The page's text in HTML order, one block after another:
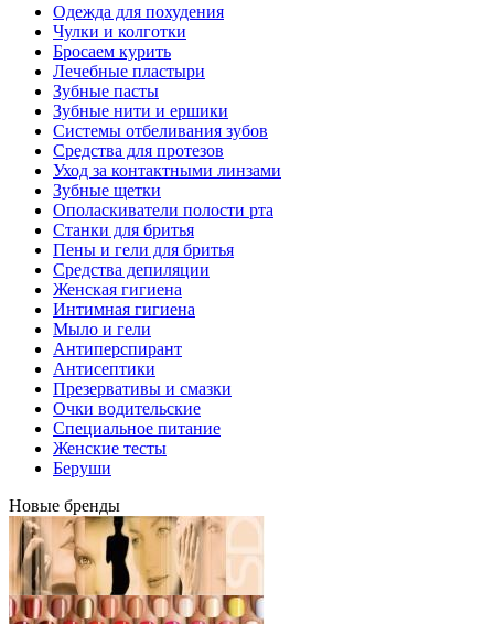
Одежда для похудения
Чулки и колготки
Бросаем курить
Лечебные пластыри
Зубные пасты
Зубные нити и ершики
Системы отбеливания зубов
Средства для протезов
Уход за контактными линзами
Зубные щетки
Ополаскиватели полости рта
Станки для бритья
Пены и гели для бритья
Средства депиляции
Женская гигиена
Интимная гигиена
Мыло и гели
Антиперспирант
Антисептики
Презервативы и смазки
Очки водительские
Специальное питание
Женские тесты
Беруши
Новые бренды